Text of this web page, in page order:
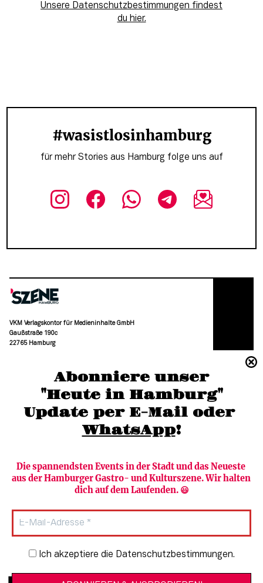
Abonniere unser
"Heute in Hamburg"
Update per E-Mail oder
WhatsApp!
Die spannendsten Events in der Stadt und das Neueste
aus der Hamburger Gastro- und Kulturszene. Wir halten
dich auf dem Laufenden. 😃
Newsletter-Anmeldung
Ich akzeptiere die Datenschutzbestimmungen.
Unsere Datenschutzbestimmungen findest
du hier.
#wasistlosinhamburg
für mehr Stories aus Hamburg folge uns auf
VKM Verlagskontor für Medieninhalte GmbH
Gaußstraße 190c
22765 Hamburg
moc.grubmah-enezs@ofni
Newsletter abonnieren
HAMBURG PUR